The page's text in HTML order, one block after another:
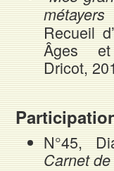
Recueil
Âges et
Dricot,
N°45,
Carnet